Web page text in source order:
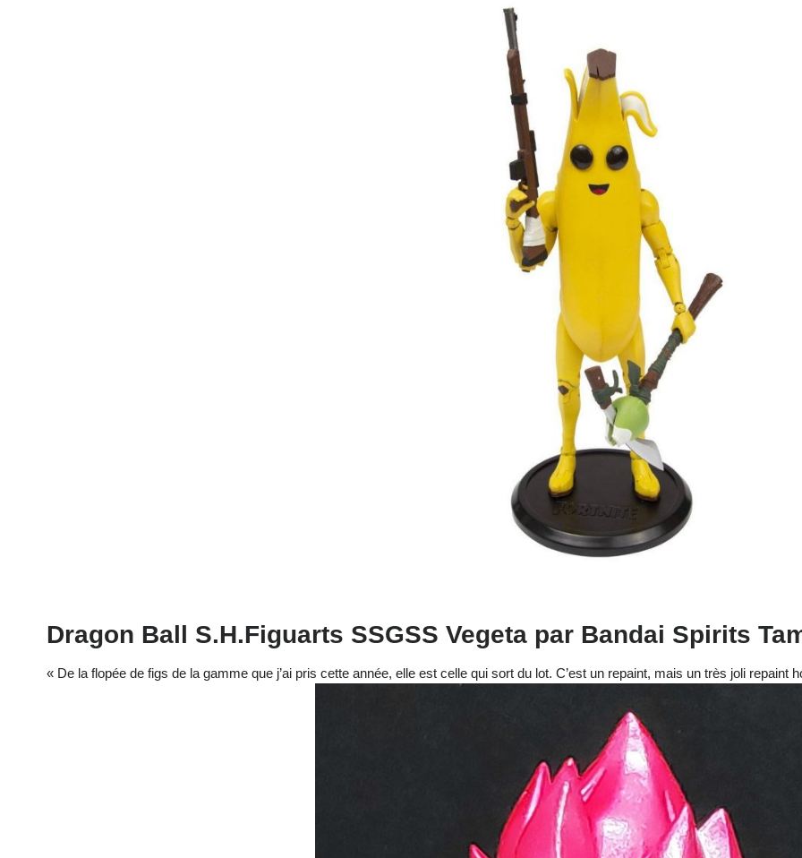
Dragon Ball S.H.Figuarts SSGSS Vegeta par Bandai Spirits
« De la flopée de figs de la gamme que j’ai pris cette année, elle est celle qui sort du lot. C’est un repaint, mais un très joli repaint